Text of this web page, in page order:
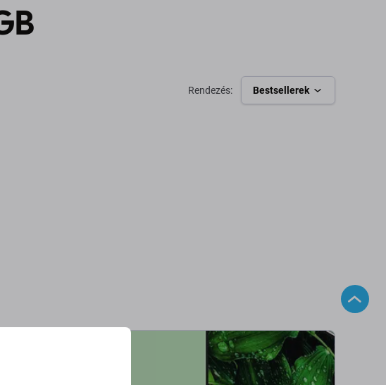
Rendezés: Bestsellerek